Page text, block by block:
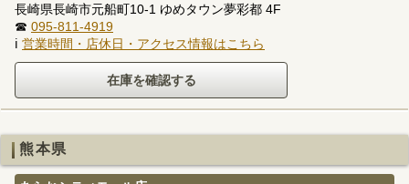
長崎県長崎市元船町10-1 ゆめタウン夢彩都 4F
☎ 095-811-4919
ℹ 営業時間・店休日・アクセス情報はこちら
熊本県